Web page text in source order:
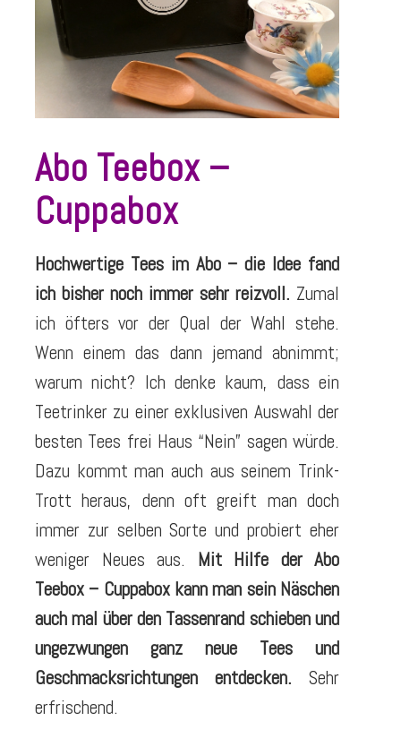
Abo Teebox –
Cuppabox
Hochwertige Tees im Abo – die Idee fand
ich bisher noch immer sehr reizvoll. Zumal
ich öfters vor der Qual der Wahl stehe.
Wenn einem das dann jemand abnimmt;
warum nicht? Ich denke kaum, dass ein
Teetrinker zu einer exklusiven Auswahl der
besten Tees frei Haus “Nein” sagen würde.
Dazu kommt man auch aus seinem Trink-
Trott heraus, denn oft greift man doch
immer zur selben Sorte und probiert eher
weniger Neues aus. Mit Hilfe der Abo
Teebox – Cuppabox kann man sein Näschen
auch mal über den Tassenrand schieben und
ungezwungen ganz neue Tees und
Geschmacksrichtungen entdecken. Sehr
erfrischend.